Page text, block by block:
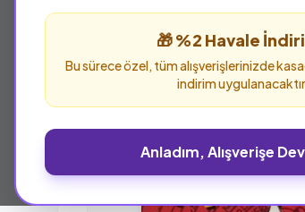
🎁 %2 Havale
Bu sürece özel, tüm alışverişlerinizde
indirim
Anladım, Alışverişe